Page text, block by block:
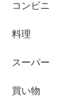
コンビニ
料理
スーパー
買い物